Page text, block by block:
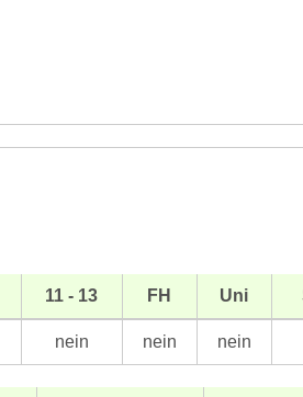
11 - 13 FH Uni
nein nein nein